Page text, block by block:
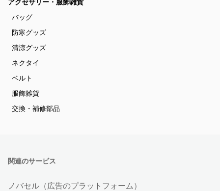
アクセサリー・服飾雑貨
バッグ
防寒グッズ
清涼グッズ
ネクタイ
ベルト
服飾雑貨
交換・補修部品
関連のサービス
ノバセル（広告のプラットフォーム）